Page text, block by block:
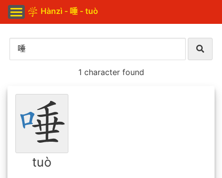
Hànzì - 唾 - tuò
1 character found
tuò